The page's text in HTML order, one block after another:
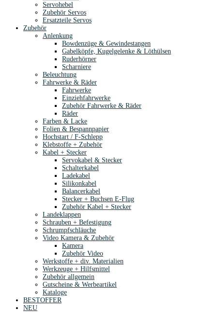
Servohebel
Zubehör Servos
Ersatzteile Servos
Zubehör
Anlenkung
Bowdenzüge & Gewindestangen
Gabelköpfe, Kugelgelenke & Löthülsen
Ruderhörner
Scharniere
Beleuchtung
Fahrwerke & Räder
Fahrwerke
Einziehfahrwerke
Zubehör Fahrwerke & Räder
Räder
Farben & Lacke
Folien & Bespannpapier
Hochstart / F-Schlepp
Klebstoffe + Zubehör
Kabel + Stecker
Servokabel & Stecker
Schalterkabel
Ladekabel
Silikonkabel
Balancerkabel
Stecker + Buchsen E-Flug
Zubehör Kabel + Stecker
Landeklappen
Schrauben + Befestigung
Schrumpfschläuche
Video Kamera & Zubehör
Kamera
Zubehör Video
Werkstoffe + div. Materialien
Werkzeuge + Hilfsmittel
Zubehör allgemein
Gutscheine & Werbeartikel
Kataloge
BESTOFFER
NEU